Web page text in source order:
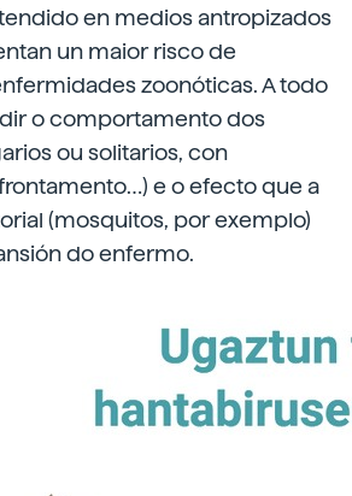
en medios antropizados
un maior risco de
zoonóticas. A todo
o comportamento dos
ou solitarios, con
e o efecto que a
(mosquitos, por exemplo)
do enfermo.